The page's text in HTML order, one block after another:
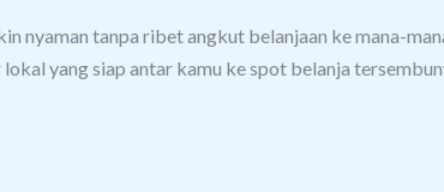
nyaman tanpa ribet angkut belanjaan ke mana-
yang siap antar kamu ke spot belanja